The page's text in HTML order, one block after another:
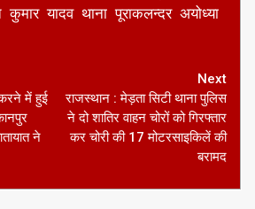
कुमार यादव थाना पूराकलन्दर अयोध्या
में हुई
ने
Next
राजस्थान : मेड़ता सिटी थाना पुलिस
ने दो शातिर वाहन चोरों को गिरफ्तार
कर चोरी की 17 मोटरसाइकिलें की
बरामद